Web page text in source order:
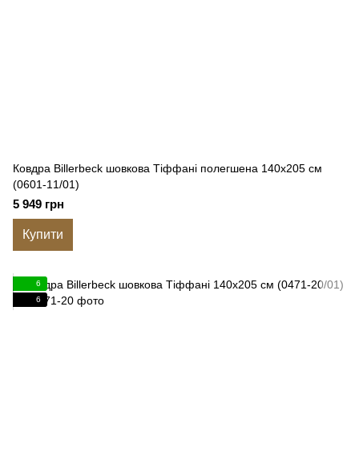
Ковдра Billerbeck шовкова Тіффані полегшена 140x205 см
(0601-11/01)
5 949 грн
Купити
6
6